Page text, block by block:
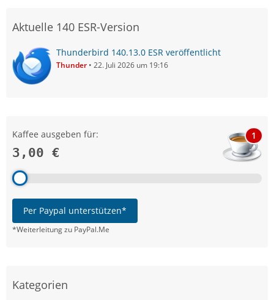
Aktuelle 140 ESR-Version
Thunderbird 140.13.0 ESR veröffentlicht
Thunder 22. Juli 2026 um 19:16
Kaffee ausgeben für:
3,00 €
1
Per Paypal unterstützen*
*Weiterleitung zu PayPal.Me
Kategorien